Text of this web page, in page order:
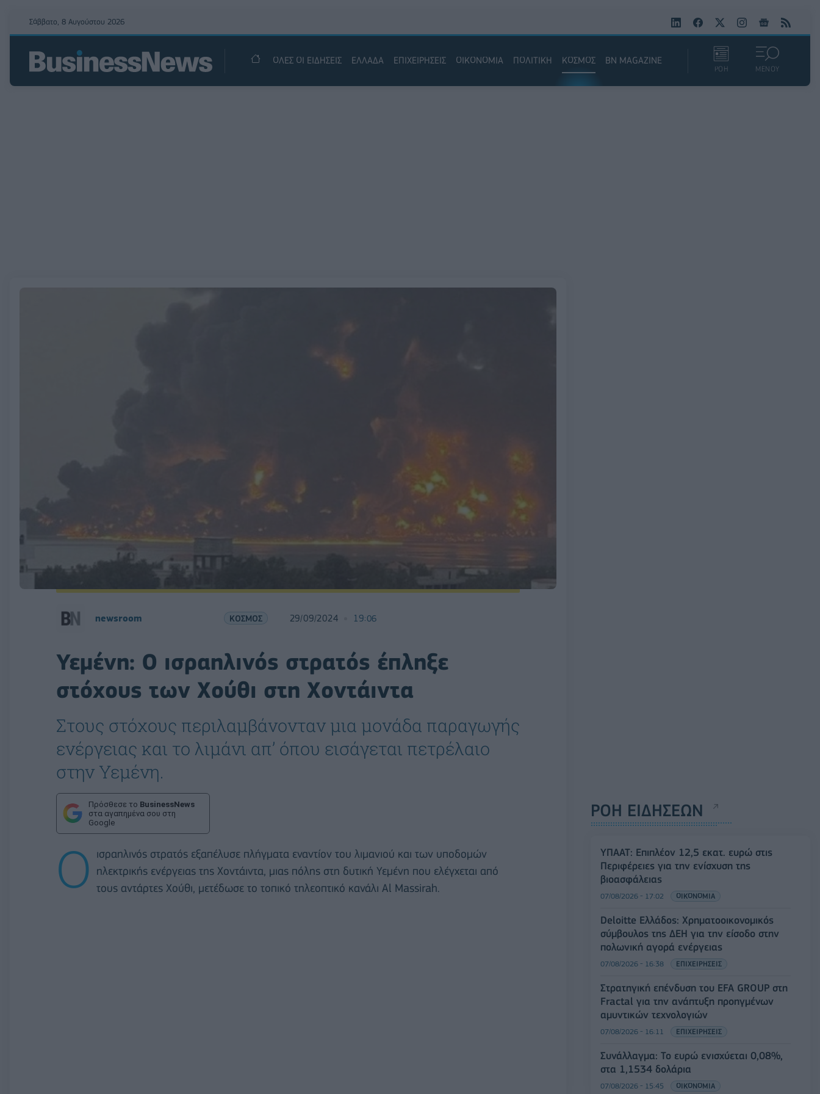
Σάββατο, 8 Αυγούστου 2026
ΟΛΕΣ ΟΙ ΕΙΔΗΣΕΙΣ ΕΛΛΑΔΑ ΕΠΙΧΕΙΡΗΣΕΙΣ ΟΙΚΟΝΟΜΙΑ ΠΟΛΙΤΙΚΗ ΚΟΣΜΟΣ BN MAGAZINE
ΡΟΗ ΜΕΝΟΥ
newsroom ΚΟΣΜΟΣ 29/09/2024 19:06
Υεμένη: Ο ισραηλινός στρατός έπληξε
στόχους των Χούθι στη Χοντάιντα
Στους στόχους περιλαμβάνονταν μια μονάδα παραγωγής
ενέργειας και το λιμάνι απ’ όπου εισάγεται πετρέλαιο
στην Υεμένη.
Πρόσθεσε το BusinessNews
στα αγαπημένα σου στη
Google
Ο
ισραηλινός στρατός εξαπέλυσε πλήγματα εναντίον του λιμανιού και των υποδομών
ηλεκτρικής ενέργειας της Χοντάιντα, μιας πόλης στη δυτική Υεμένη που ελέγχεται από
τους αντάρτες Χούθι, μετέδωσε το τοπικό τηλεοπτικό κανάλι Al Massirah.
ΡΟΗ ΕΙΔΗΣΕΩΝ
ΥΠΑΑΤ: Επιπλέον 12,5 εκατ. ευρώ στις
Περιφέρειες για την ενίσχυση της
βιοασφάλειας
07/08/2026 - 17:02 ΟΙΚΟΝΟΜΙΑ
Deloitte Ελλάδος: Χρηματοοικονομικός
σύμβουλος της ΔΕΗ για την είσοδο στην
πολωνική αγορά ενέργειας
07/08/2026 - 16:38 ΕΠΙΧΕΙΡΗΣΕΙΣ
Στρατηγική επένδυση του EFA GROUP στη
Fractal για την ανάπτυξη προηγμένων
αμυντικών τεχνολογιών
07/08/2026 - 16:11 ΕΠΙΧΕΙΡΗΣΕΙΣ
Συνάλλαγμα: Το ευρώ ενισχύεται 0,08%,
στα 1,1534 δολάρια
07/08/2026 - 15:45 ΟΙΚΟΝΟΜΙΑ